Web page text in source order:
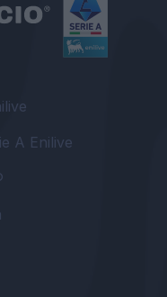
A Enilive